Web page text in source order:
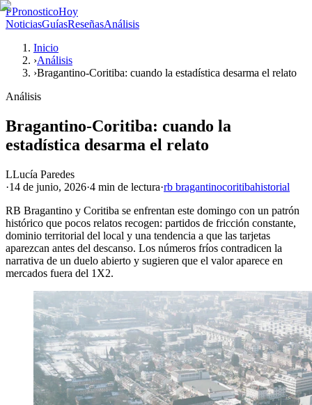
PPronosticoHoy
NoticiasGuíasReseñasAnálisis
Inicio
›Análisis
›Bragantino-Coritiba: cuando la estadística desarma el relato
Análisis
Bragantino-Coritiba: cuando la
estadística desarma el relato
LLucía Paredes
·14 de junio, 2026·4 min de lectura·rb bragantinocoritibahistorial
RB Bragantino y Coritiba se enfrentan este domingo con un patrón
histórico que pocos relatos recogen: partidos de fricción constante,
dominio territorial del local y una tendencia a que las tarjetas
aparezcan antes del descanso. Los números fríos contradicen la
narrativa de un duelo abierto y sugieren que el valor aparece en
mercados fuera del 1X2.